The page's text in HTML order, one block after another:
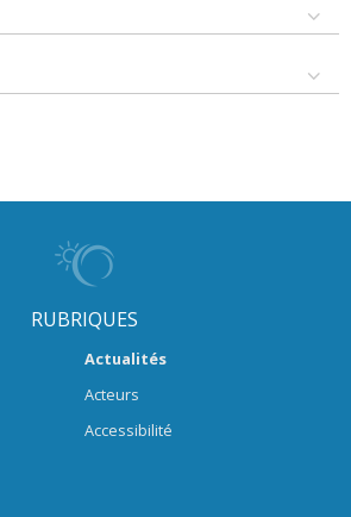
RUBRIQUES
Actualités
Acteurs
Accessibilité